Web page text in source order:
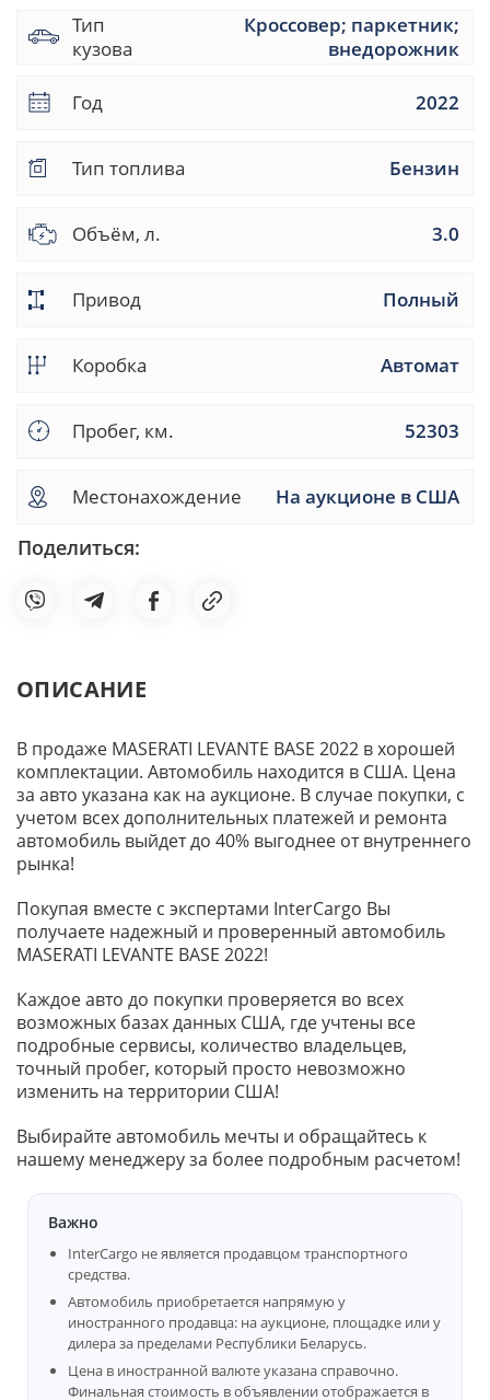
Тип
кузова
Кроссовер; паркетник;
внедорожник
Год 2022
Тип топлива Бензин
Объём, л. 3.0
Привод Полный
Коробка Автомат
Пробег, км. 52303
Местонахождение На аукционе в США
Поделиться:
ОПИСАНИЕ
В продаже MASERATI LEVANTE BASE 2022 в хорошей
комплектации. Автомобиль находится в США. Цена
за авто указана как на аукционе. В случае покупки, с
учетом всех дополнительных платежей и ремонта
автомобиль выйдет до 40% выгоднее от внутреннего
рынка!
Покупая вместе с экспертами InterCargo Вы
получаете надежный и проверенный автомобиль
MASERATI LEVANTE BASE 2022!
Каждое авто до покупки проверяется во всех
возможных базах данных США, где учтены все
подробные сервисы, количество владельцев,
точный пробег, который просто невозможно
изменить на территории США!
Выбирайте автомобиль мечты и обращайтесь к
нашему менеджеру за более подробным расчетом!
Важно
InterCargo не является продавцом транспортного
средства.
Автомобиль приобретается напрямую у
иностранного продавца: на аукционе, площадке или у
дилера за пределами Республики Беларусь.
Цена в иностранной валюте указана справочно.
Финальная стоимость в объявлении отображается в